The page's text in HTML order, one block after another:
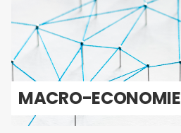
MACRO-​ECONOMIE